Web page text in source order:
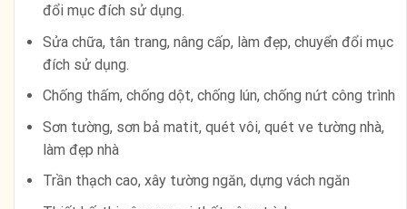
đổi mục đích sử dụng.
Sửa chữa, tân trang, nâng cấp, làm đẹp, chuyển đổi mục
đích sử dụng.
Chống thấm, chống dột, chống lún, chống nứt công trình
Sơn tường, sơn bả matit, quét vôi, quét ve tường nhà,
làm đẹp nhà
Trần thạch cao, xây tường ngăn, dựng vách ngăn